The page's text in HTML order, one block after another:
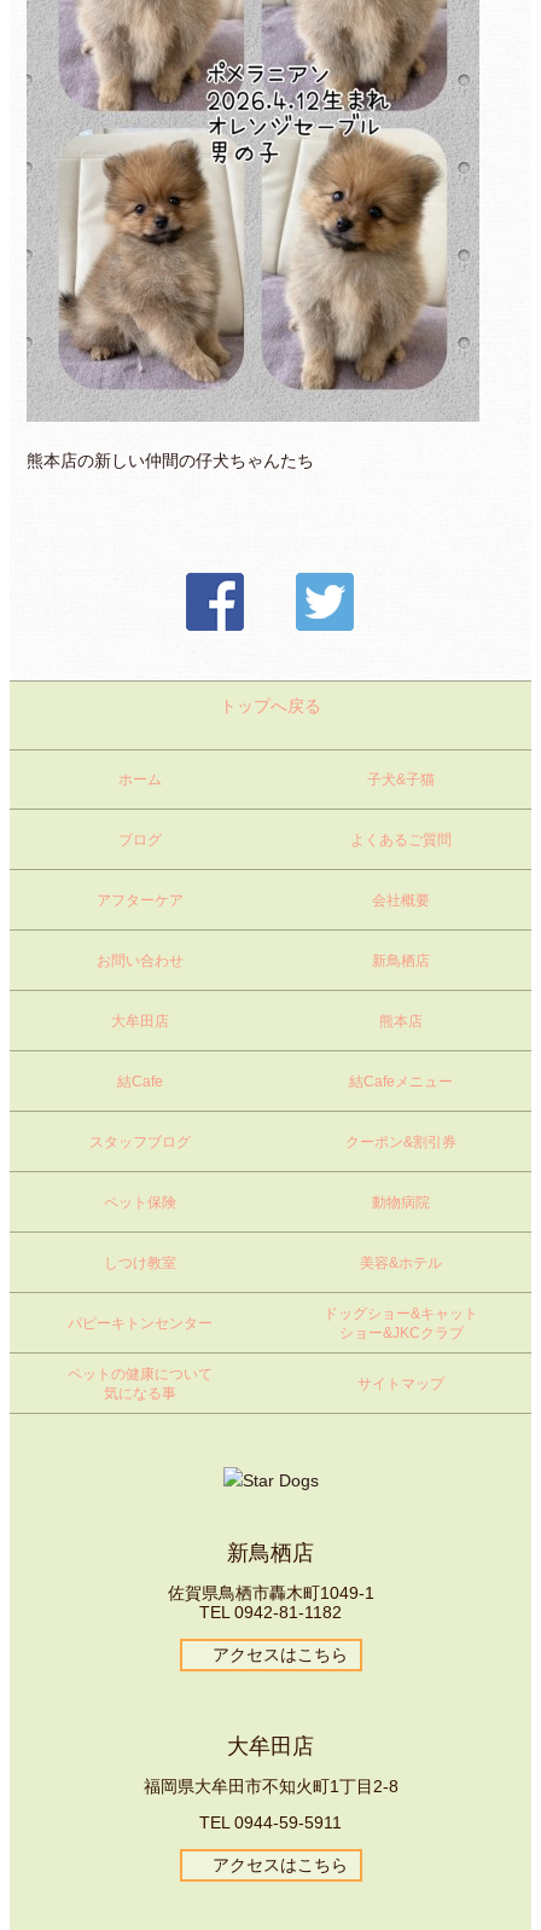
熊本店の新しい仲間の仔犬ちゃんたち
トップへ戻る
ホーム 子犬&子猫
ブログ よくあるご質問
アフターケア 会社概要
お問い合わせ 新鳥栖店
大牟田店 熊本店
結Cafe 結Cafeメニュー
スタッフブログ クーポン&割引券
ペット保険 動物病院
しつけ教室 美容&ホテル
パピーキトンセンター
ドッグショー&キャット
ショー&JKCクラブ
ペットの健康について
気になる事
サイトマップ
新鳥栖店
佐賀県鳥栖市轟木町1049-1
TEL 0942-81-1182
アクセスはこちら
大牟田店
福岡県大牟田市不知火町1丁目2-8
TEL 0944-59-5911
アクセスはこちら